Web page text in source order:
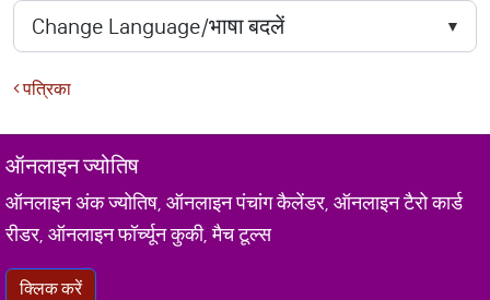
पत्रिका
ऑनलाइन ज्योतिष
ऑनलाइन अंक ज्योतिष, ऑनलाइन पंचांग कैलेंडर, ऑनलाइन टैरो कार्ड
रीडर, ऑनलाइन फॉर्च्यून कुकी, मैच टूल्स
क्लिक करें